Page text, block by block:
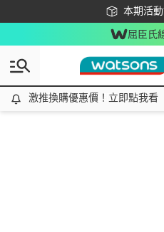
本期活
下載app
屈臣氏
激推換購優惠價！立即點我看
激推換購優惠價！立即點我看